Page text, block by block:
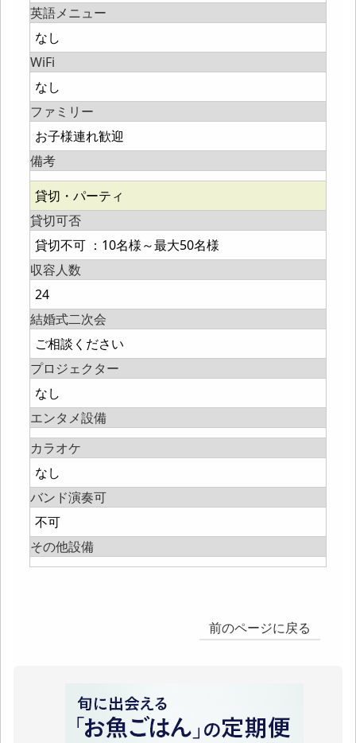
英語メニュー
なし
WiFi
なし
ファミリー
お子様連れ歓迎
備考
貸切・パーティ
貸切可否
貸切不可 ：10名様～最大50名様
収容人数
24
結婚式二次会
ご相談ください
プロジェクター
なし
エンタメ設備
カラオケ
なし
バンド演奏可
不可
その他設備
前のページに戻る